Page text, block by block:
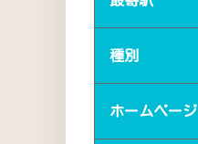
種別
ホームページ